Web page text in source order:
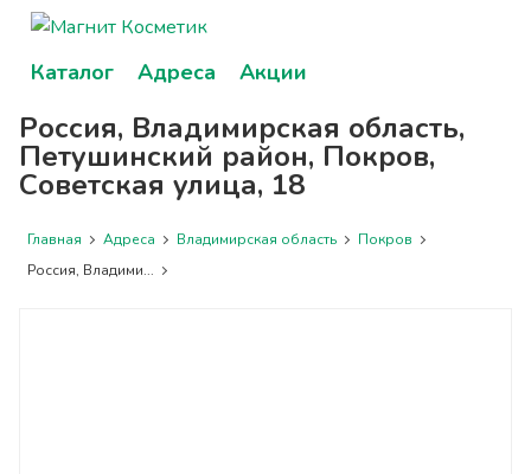
Каталог Адреса Акции
Россия, Владимирская область,
Петушинский район, Покров,
Советская улица, 18
Главная Адреса Владимирская область
Покров
Россия, Владими...